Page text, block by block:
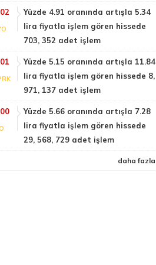
Yüzde 4.91 oranında artışla 5.34
lira fiyatla işlem gören hissede
703, 352 adet işlem
Yüzde 5.15 oranında artışla 11.84
lira fiyatla işlem gören hissede 8,
971, 137 adet işlem
Yüzde 5.66 oranında artışla 7.28
lira fiyatla işlem gören hissede
29, 568, 729 adet işlem
daha fazla